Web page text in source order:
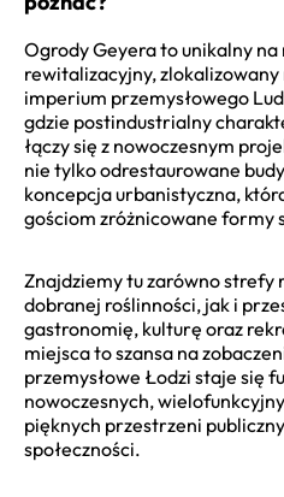
Ogrody Geyera to unikalny
rewitalizacyjny,
imperium przemysłowego
gdzie postindustrialny
łączy się z nowoczesnym
nie tylko odrestaurowane
koncepcja urbanistyczna,
gościom zróżnicowane formy
Znajdziemy tu zarówno strefy
dobranej roślinności, jak i
gastronomię, kulturę oraz
miejsca to szansa na
przemysłowe Łodzi staje się
nowoczesnych,
pięknych przestrzeni
społeczności.